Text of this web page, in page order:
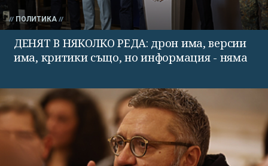
ПОЛИТИКА
ДЕНЯТ В НЯКОЛКО РЕДА: дрон има, версии
има, критики също, но информация - няма